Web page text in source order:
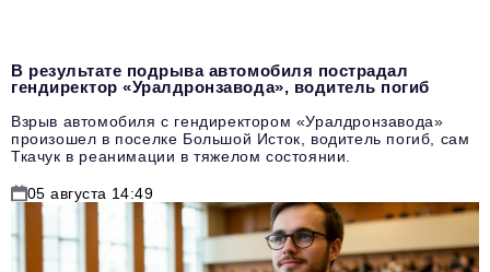
В результате подрыва автомобиля пострадал
гендиректор «Уралдронзавода», водитель погиб
Взрыв автомобиля с гендиректором «Уралдронзавода»
произошел в поселке Большой Исток, водитель погиб, сам
Ткачук в реанимации в тяжелом состоянии.
05 августа 14:49